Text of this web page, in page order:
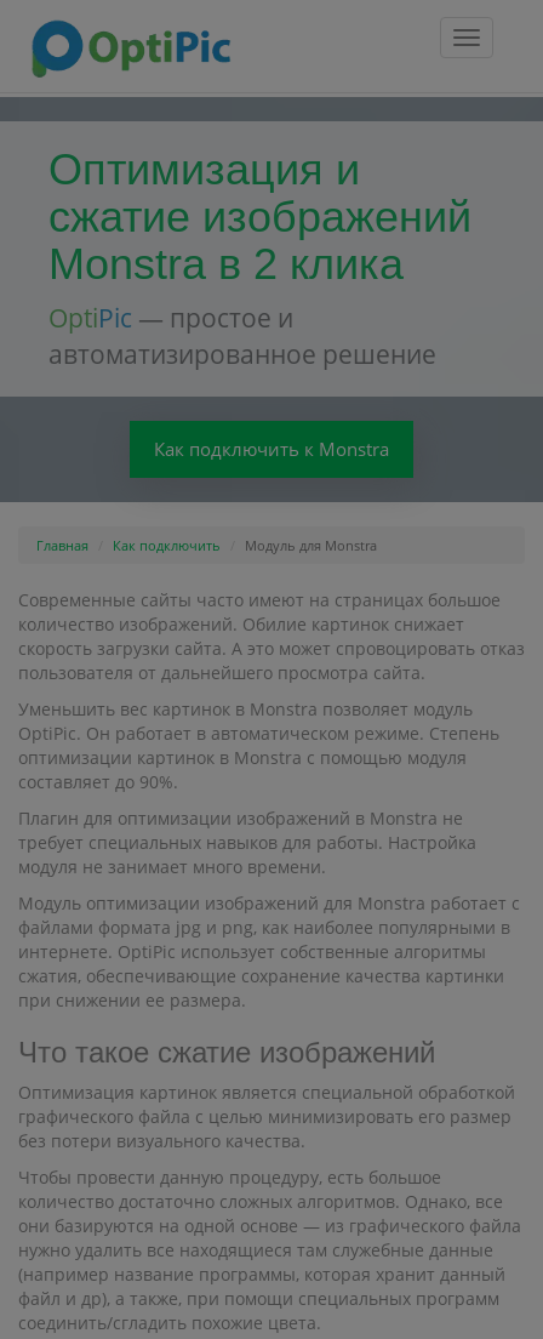
Toggle
Оптимизация и
сжатие изображений
Monstra в 2 клика
OptiPic — простое и
автоматизированное решение
Как подключить к Monstra
Главная Как подключить Модуль для Monstra
Современные сайты часто имеют на страницах большое
количество изображений. Обилие картинок снижает
скорость загрузки сайта. А это может спровоцировать отказ
пользователя от дальнейшего просмотра сайта.
Уменьшить вес картинок в Monstra позволяет модуль
OptiPic. Он работает в автоматическом режиме. Степень
оптимизации картинок в Monstra с помощью модуля
составляет до 90%.
Плагин для оптимизации изображений в Monstra не
требует специальных навыков для работы. Настройка
модуля не занимает много времени.
Модуль оптимизации изображений для Monstra работает с
файлами формата jpg и png, как наиболее популярными в
интернете. OptiPic использует собственные алгоритмы
сжатия, обеспечивающие сохранение качества картинки
при снижении ее размера.
Что такое сжатие изображений
Оптимизация картинок является специальной обработкой
графического файла с целью минимизировать его размер
без потери визуального качества.
Чтобы провести данную процедуру, есть большое
количество достаточно сложных алгоритмов. Однако, все
они базируются на одной основе — из графического файла
нужно удалить все находящиеся там служебные данные
(например название программы, которая хранит данный
файл и др), а также, при помощи специальных программ
соединить/сгладить похожие цвета.